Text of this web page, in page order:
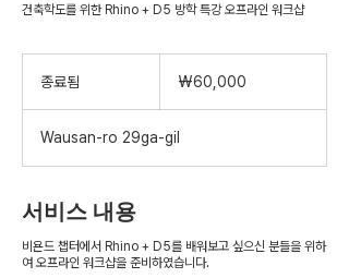
건축학도를 위한 Rhino + D5 방학 특강 오프라인 워크샵
종료됨
원
₩60,000
Wausan-ro 29ga-gil
서비스 내용
비욘드 챕터에서 Rhino + D5를 배워보고 싶으신 분들을 위하
여 오프라인 워크샵을 준비하였습니다.